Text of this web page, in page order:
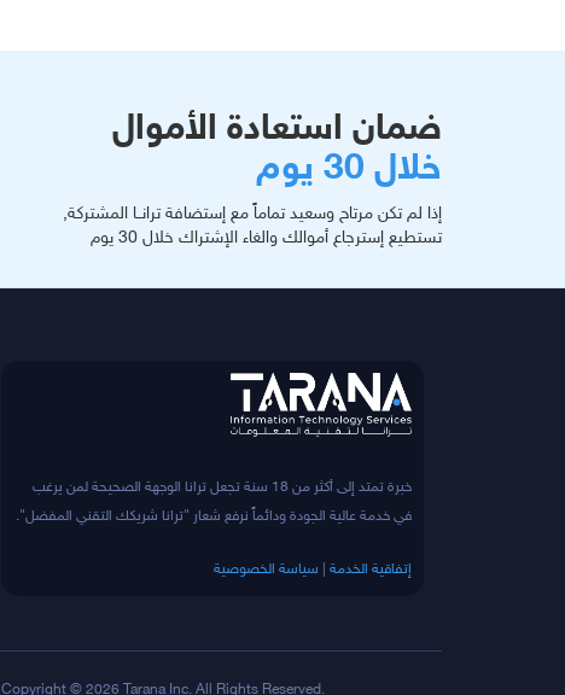
ضمان استعادة الأموال
خلال 30 يوم
إذا لم تكن مرتاح وسعيد تماماً مع إستضافة ترانــا المشتركة,
تستطيع إسترجاع أموالك والغاء الإشتراك خلال 30 يوم
خبرة تمتد إلى أكثر من 18 سنة تجعل ترانا الوجهة الصحيحة لمن يرغب
في خدمة عالية الجودة ودائماً نرفع شعار "ترانا شريكك التقني المفضل".
إتفاقية الخدمة سياسة الخصوصية
Copyright © 2026 Tarana Inc. All Rights Reserved.